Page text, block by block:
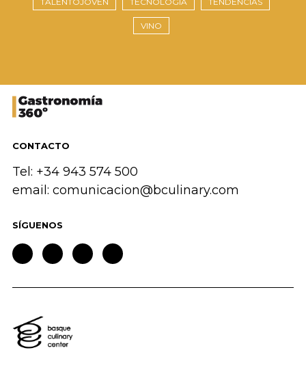
VINO
CONTACTO
Tel: +34 943 574 500
email: comunicacion@bculinary.com
SÍGUENOS